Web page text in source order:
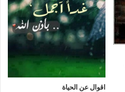
اقوال عن الحياة